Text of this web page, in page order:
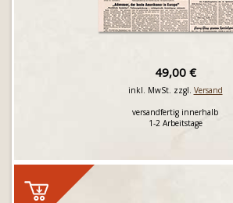
49,00 €
inkl. MwSt. zzgl. Versand
versandfertig innerhalb
1-2 Arbeitstage